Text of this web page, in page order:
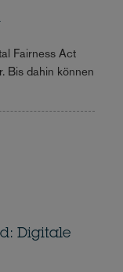
Fairness Act
Bis dahin können
Digitale